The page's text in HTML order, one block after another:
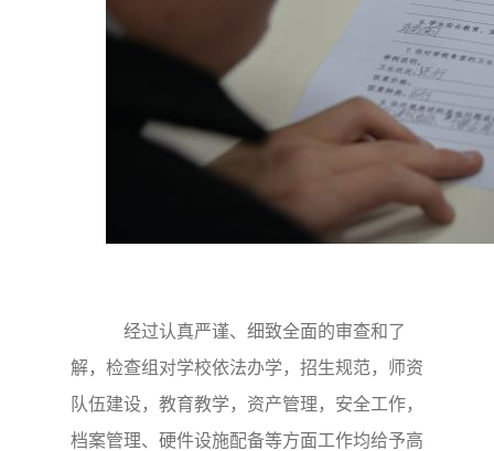
经过认真严谨、细致全面的审查和了
解，检查组对学校依法办学，招生规范，师资
队伍建设，教育教学，资产管理，安全工作，
档案管理、硬件设施配备等方面工作均给予高